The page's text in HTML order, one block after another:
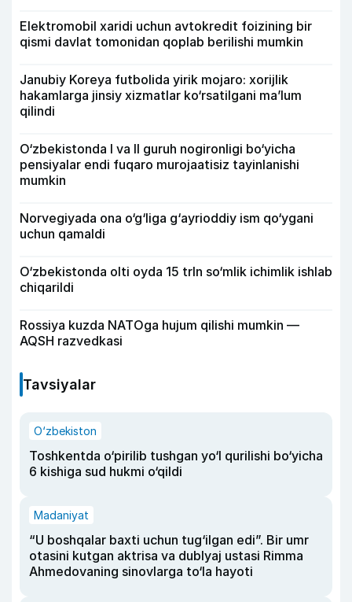
Elektromobil xaridi uchun avtokredit foizining bir
qismi davlat tomonidan qoplab berilishi mumkin
Janubiy Koreya futbolida yirik mojaro: xorijlik
hakamlarga jinsiy xizmatlar ko‘rsatilgani ma’lum
qilindi
O‘zbekistonda I va II guruh nogironligi bo‘yicha
pensiyalar endi fuqaro murojaatisiz tayinlanishi
mumkin
Norvegiyada ona o‘g‘liga g‘ayrioddiy ism qo‘ygani
uchun qamaldi
O‘zbekistonda olti oyda 15 trln so‘mlik ichimlik ishlab
chiqarildi
Rossiya kuzda NATOga hujum qilishi mumkin —
AQSH razvedkasi
Tavsiyalar
O‘zbekiston
Toshkentda o‘pirilib tushgan yo‘l qurilishi bo‘yicha
6 kishiga sud hukmi o‘qildi
Madaniyat
“U boshqalar baxti uchun tug‘ilgan edi”. Bir umr
otasini kutgan aktrisa va dublyaj ustasi Rimma
Ahmedovaning sinovlarga to‘la hayoti